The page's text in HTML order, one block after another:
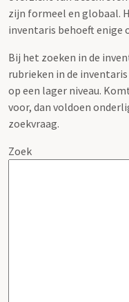
zijn formeel en globaal.
inventaris behoeft enige
Bij het zoeken in de
rubrieken in de
op een lager niveau.
voor, dan voldoen
zoekvraag.
Zoek